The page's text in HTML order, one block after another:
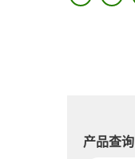
产品查询